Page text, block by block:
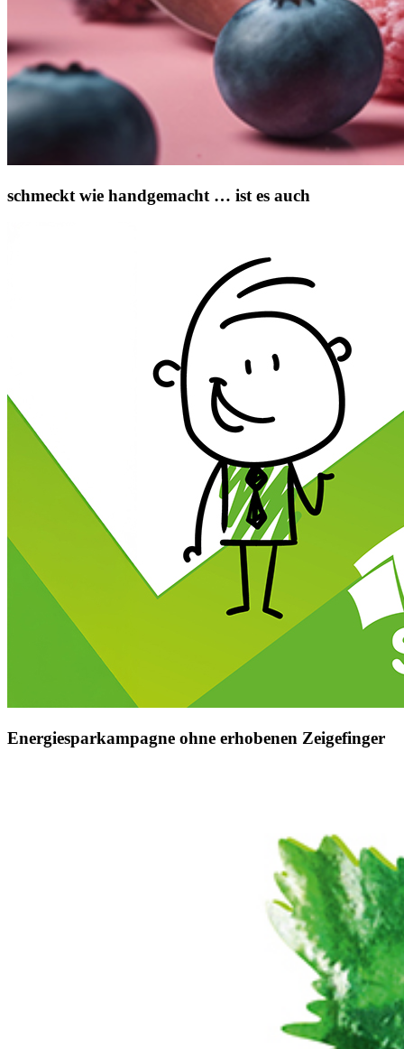
schmeckt wie handgemacht … ist es auch
Energiesparkampagne ohne erhobenen Zeigefinger